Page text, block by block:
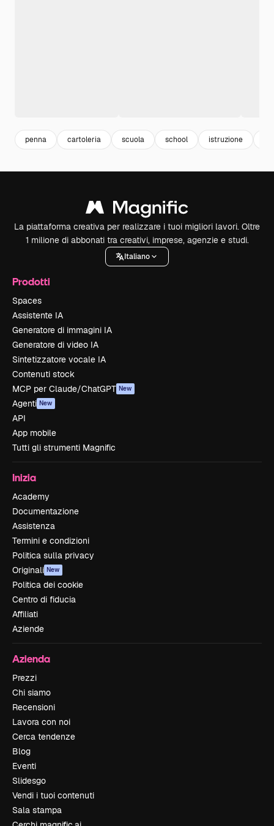
penna cartoleria scuola school istruzione
La piattaforma creativa per realizzare i tuoi migliori lavori. Oltre
1 milione di abbonati tra creativi, imprese, agenzie e studi.
Italiano
Prodotti
Spaces
Assistente IA
Generatore di immagini IA
Generatore di video IA
Sintetizzatore vocale IA
Contenuti stock
MCP per Claude/ChatGPT New
Agenti New
API
App mobile
Tutti gli strumenti Magnific
Inizia
Academy
Documentazione
Assistenza
Termini e condizioni
Politica sulla privacy
Originali New
Politica dei cookie
Centro di fiducia
Affiliati
Aziende
Azienda
Prezzi
Chi siamo
Recensioni
Lavora con noi
Cerca tendenze
Blog
Eventi
Slidesgo
Vendi i tuoi contenuti
Sala stampa